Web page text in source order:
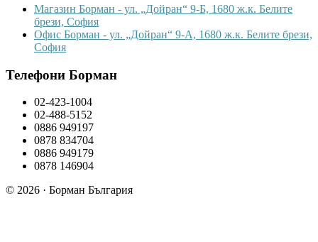
Магазин Борман - ул. „Дойран“ 9-Б, 1680 ж.к. Белите
брези, София
Офис Борман - ул. „Дойран“ 9-А, 1680 ж.к. Белите брези,
София
Телефони Борман
02-423-1004
02-488-5152
0886 949197
0878 834704
0886 949179
0878 146904
© 2026 · Борман България